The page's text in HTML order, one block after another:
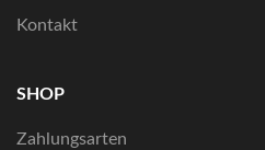
Kontakt
SHOP
Zahlungsarten